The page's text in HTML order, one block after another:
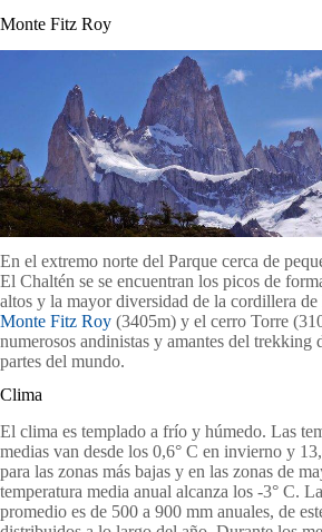
Monte Fitz Roy
En el extremo norte del Parque cerca de
El Chaltén se se encuentran los picos de
altos y la mayor diversidad de la cordillera de
Monte Fitz Roy (3405m) y el cerro Torre
numerosos andinistas y amantes del trekking
partes del mundo.
Clima
El clima es templado a frío y húmedo. Las
medias van desde los 0,6° C en invierno y
para las zonas más bajas y en las zonas de
temperatura media anual alcanza los -3° C.
promedio es de 500 a 900 mm anuales, de